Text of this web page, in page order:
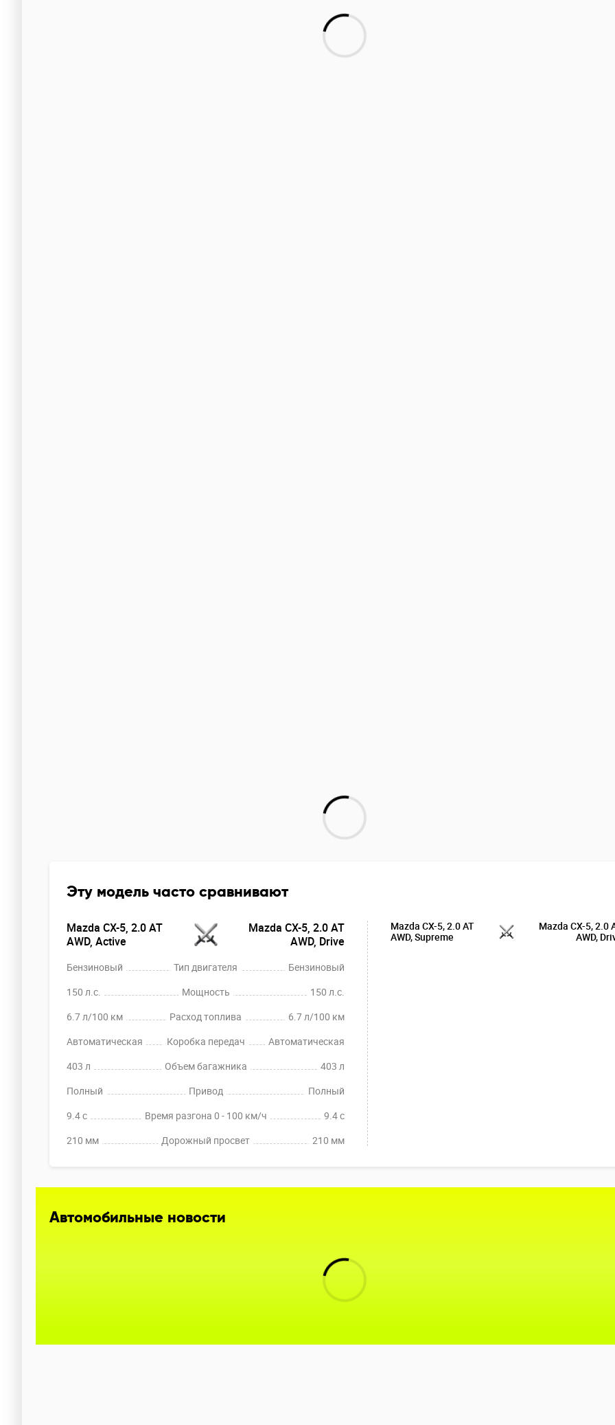
Эту модель часто сравнивают
Mazda CX-5, 2.0 AT
AWD, Active
Mazda CX-5, 2.0 AT
AWD, Drive
Бензиновый Тип двигателя
Бензиновый
150 л.с.
Мощность
150 л.с.
6.7 л/100 км
Расход топлива
6.7 л/100 км
Автоматическая
Коробка передач
Автоматическая
403 л
Объем багажника
403 л
Полный
Привод
Полный
9.4 c
Время разгона 0 - 100 км/ч
9.4 c
210 мм
Дорожный просвет 210 мм
Mazda CX-5, 2.0 AT
AWD, Supreme
Mazda CX-5, 2.0
AWD,
Автомобильные новости